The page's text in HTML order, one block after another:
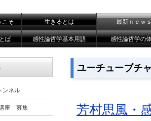
こそ 生きるとは 最新ｎｅｗ
ば 感性論哲学基本用語 感性論哲学の
ユーチューブチ
芳村思風・
ンネル
座 募集